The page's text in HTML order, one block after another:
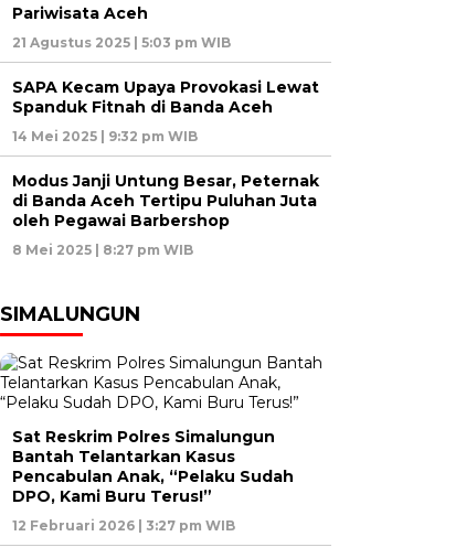
Pariwisata Aceh
21 Agustus 2025 | 5:03 pm WIB
SAPA Kecam Upaya Provokasi Lewat
Spanduk Fitnah di Banda Aceh
14 Mei 2025 | 9:32 pm WIB
Modus Janji Untung Besar, Peternak
di Banda Aceh Tertipu Puluhan Juta
oleh Pegawai Barbershop
8 Mei 2025 | 8:27 pm WIB
SIMALUNGUN
Sat Reskrim Polres Simalungun
Bantah Telantarkan Kasus
Pencabulan Anak, “Pelaku Sudah
DPO, Kami Buru Terus!”
12 Februari 2026 | 3:27 pm WIB